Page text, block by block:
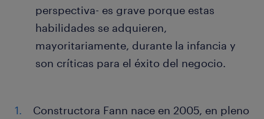
perspectiva- es grave porque estas
habilidades se adquieren,
mayoritariamente, durante la infancia y
son críticas para el éxito del negocio.
Constructora Fann nace en 2005, en pleno